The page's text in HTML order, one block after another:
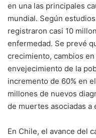
en una las principales
mundial. Según
registraron casi 10
enfermedad. Se prevé
crecimiento, cambios
envejecimiento de la
incremento de 60% en
millones de nuevos
de muertes asociadas a
En Chile, el avance del